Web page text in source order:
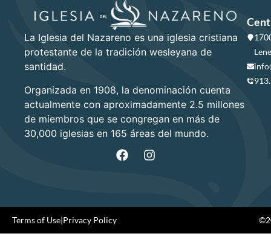
La Iglesia del Nazareno es una iglesia cristiana
protestante de la tradición wesleyana de
santidad.
Organizada en 1908, la denominación cuenta
actualmente con aproximadamente 2.5 millones
de miembros que se congregan en más de
30,000 iglesias en 165 áreas del mundo.
Terms of Use|Privacy Policy